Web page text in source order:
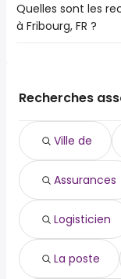
Quelles sont les
à Fribourg, FR ?
ville de
assurances
social
logisticien
ressources
la poste
secrétariat
secrétaire
Recherches
Ville de
Assurances
Logisticien
La poste